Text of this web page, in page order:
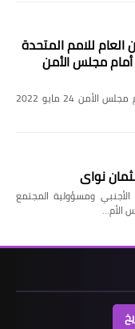
للامم المتحدة
مجلس الأمن
إحاطة الممثل الخاص للأمين العام فولكر بيرتس أمام مجلس الأمن 24 مايو 2022
الأجنبي ومسؤولية المجتمع
الأم…